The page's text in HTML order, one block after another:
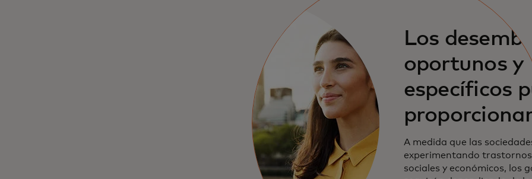
Los
oportunos y
específicos
proporcionar
salvavidas a
ciudadanos
A medida que las
experimentando trastornos
sociales y económicos, los